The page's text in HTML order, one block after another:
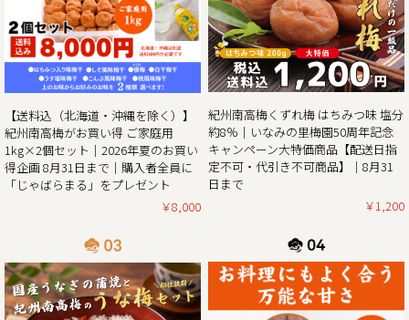
めいただける夏のお買い得企画を8月31日（日）まで開催さ
せていただきます。また、期間中当企画の商品をご購入いた
だいたお客様全員に和歌山県北山村が原産のじゃばらを使っ
たジュース「じゃばらまる」もプレゼント！
の4月に降った雹（ひょう）被害により、2年連続の梅の大凶
作となり梅の収量は例年の半分〜3割の見込みとなりまし
た。そんな中でも天災にも負けず強く育った梅を皆さまの元
へお届けしたい、そんな想いから夏のお買い得企画を開催さ
2025/05/13
生クリームぱんだ感謝還元セール!!｜生クリームぱんだ21個
セットを大特価販売中!!
皆さまに親しまれた和歌山のジャイアントパンダが6月で中
【送料込（北海道・沖縄を除く）】
紀州南高梅がお買い得 ご家庭用
1kg×2個セット｜2026年夏のお買い
得企画 8月31日まで｜購入者全員に
「じゃばらまる」をプレゼント
￥8,000
紀州南高梅くずれ梅 はちみつ味 塩分
約8％｜いなみの里梅園50周年記念
キャンペーン大特価商品【配送日指
定不可・代引き不可商品】｜8月31
日まで
￥1,200